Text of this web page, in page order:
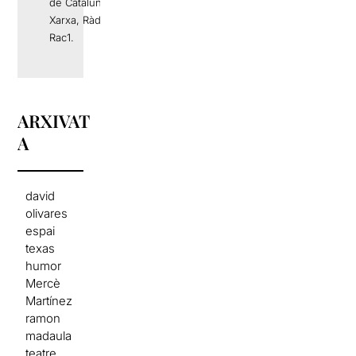
Xarxa, Ràdio 4 o
Rac1.
ARXIVAT
A
david
olivares
espai
texas
humor
Mercè
Martínez
ramon
madaula